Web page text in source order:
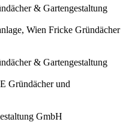
& Gartengestaltung
Wien Fricke Gründächer
& Gartengestaltung
Gründächer und
GmbH